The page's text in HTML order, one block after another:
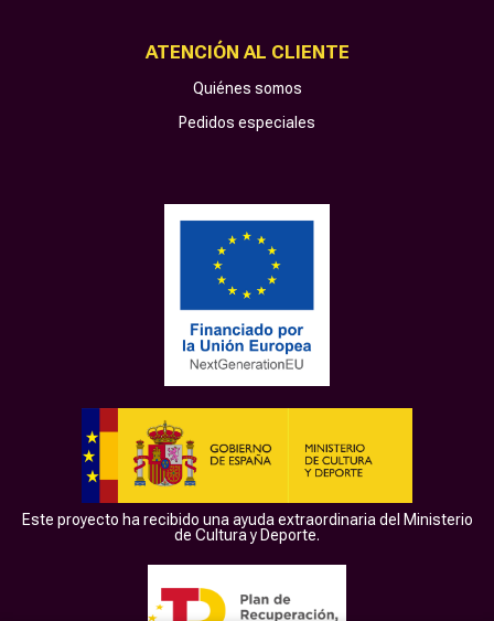
ATENCIÓN AL CLIENTE
Quiénes somos
Pedidos especiales
Este proyecto ha recibido una ayuda extraordinaria del Ministerio
de Cultura y Deporte.